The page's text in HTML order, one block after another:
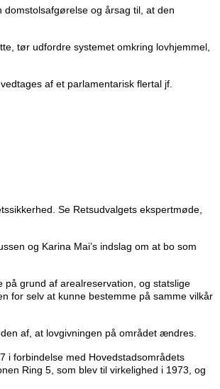
og årsag til, at den
tør udfordre systemet omkring lovhjemmel,
vedtages af et parlamentarisk flertal jf.
Se Retsudvalgets ekspertmøde,
og Karina Mai’s indslag om at bo som
grund af arealreservation, og statslige
for selv at kunne bestemme på samme vilkår
af, at lovgivningen på området ændres.
i forbindelse med Hovedstadsområdets
Ring 5, som blev til virkelighed i 1973, og